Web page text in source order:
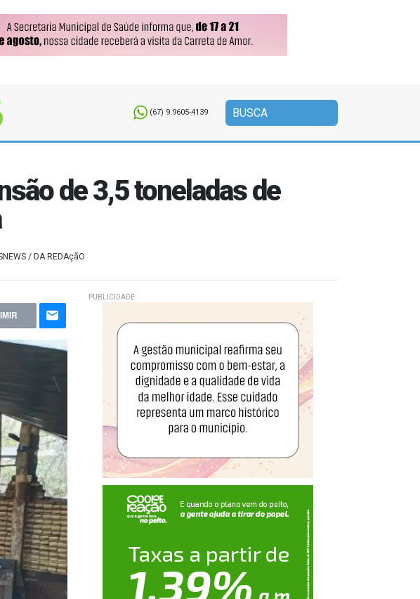
(67) 9.9605-4139
de 3,5 toneladas de
/ DA REDAçãO
PUBLICIDADE